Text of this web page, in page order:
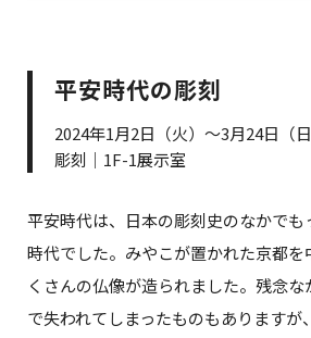
平安時代の彫刻
2024年1月2日（火）～3月24日（日
彫刻｜1F-1展示室
平安時代は、日本の彫刻史のなかでも
時代でした。みやこが置かれた京都を
くさんの仏像が造られました。残念
で失われてしまったものもありますが